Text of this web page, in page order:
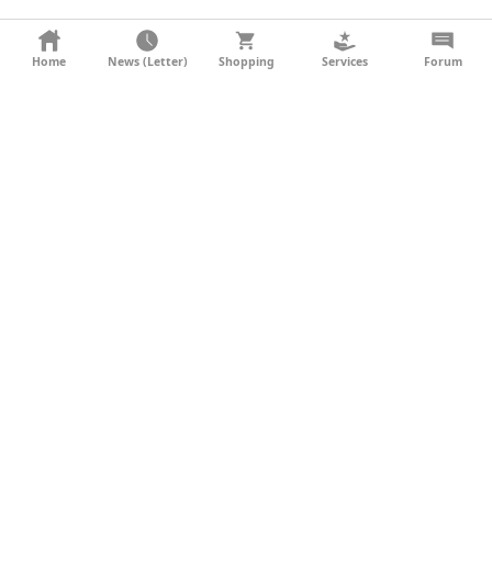
KONTAKT
Home News (Letter) Shopping Services Forum